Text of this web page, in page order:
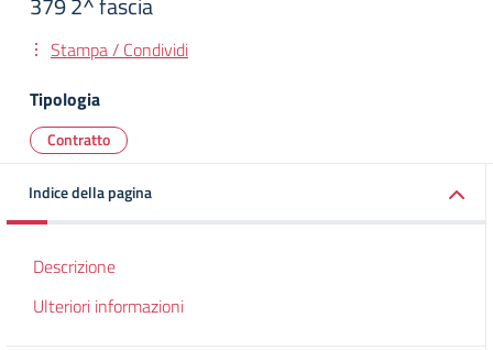
Stampa / Condividi
Tipologia
Contratto
Indice della pagina
Descrizione
Ulteriori informazioni